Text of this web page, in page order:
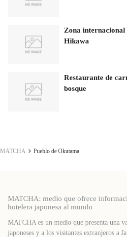
Zona internacional
Hikawa
Restaurante de
bosque
MATCHA Pueblo de Okutama
MATCHA: medio que ofrece
hotelera japonesa al mundo
MATCHA es un medio que presenta una
japoneses y a los visitantes extranjeros a